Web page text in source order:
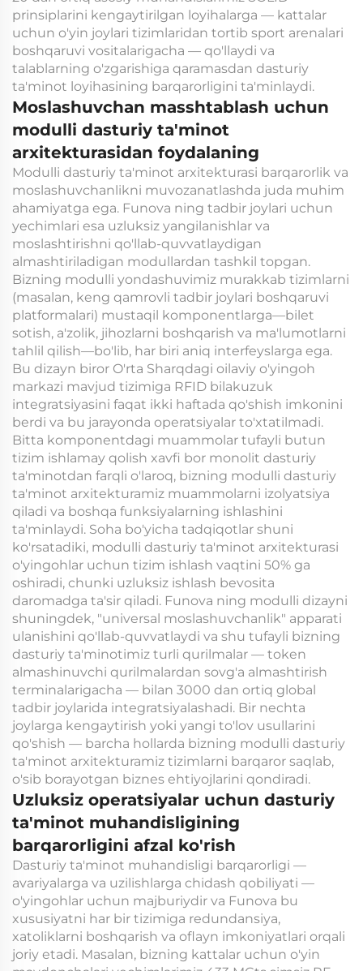
prinsiplarini kengaytirilgan loyihalarga — kattalar
uchun o'yin joylari tizimlaridan tortib sport arenalari
boshqaruvi vositalarigacha — qo'llaydi va
talablarning o'zgarishiga qaramasdan dasturiy
ta'minot loyihasining barqarorligini ta'minlaydi.
Moslashuvchan masshtablash uchun
modulli dasturiy ta'minot
arxitekturasidan foydalaning
Modulli dasturiy ta'minot arxitekturasi barqarorlik va
moslashuvchanlikni muvozanatlashda juda muhim
ahamiyatga ega. Funova ning tadbir joylari uchun
yechimlari esa uzluksiz yangilanishlar va
moslashtirishni qo'llab-quvvatlaydigan
almashtiriladigan modullardan tashkil topgan.
Bizning modulli yondashuvimiz murakkab tizimlarni
(masalan, keng qamrovli tadbir joylari boshqaruvi
platformalari) mustaqil komponentlarga—bilet
sotish, a'zolik, jihozlarni boshqarish va ma'lumotlarni
tahlil qilish—bo'lib, har biri aniq interfeyslarga ega.
Bu dizayn biror O'rta Sharqdagi oilaviy o'yingoh
markazi mavjud tizimiga RFID bilakuzuk
integratsiyasini faqat ikki haftada qo'shish imkonini
berdi va bu jarayonda operatsiyalar to'xtatilmadi.
Bitta komponentdagi muammolar tufayli butun
tizim ishlamay qolish xavfi bor monolit dasturiy
ta'minotdan farqli o'laroq, bizning modulli dasturiy
ta'minot arxitekturamiz muammolarni izolyatsiya
qiladi va boshqa funksiyalarning ishlashini
ta'minlaydi. Soha bo'yicha tadqiqotlar shuni
ko'rsatadiki, modulli dasturiy ta'minot arxitekturasi
o'yingohlar uchun tizim ishlash vaqtini 50% ga
oshiradi, chunki uzluksiz ishlash bevosita
daromadga ta'sir qiladi. Funova ning modulli dizayni
shuningdek, "universal moslashuvchanlik" apparati
ulanishini qo'llab-quvvatlaydi va shu tufayli bizning
dasturiy ta'minotimiz turli qurilmalar — token
almashinuvchi qurilmalardan sovg'a almashtirish
terminalarigacha — bilan 3000 dan ortiq global
tadbir joylarida integratsiyalashadi. Bir nechta
joylarga kengaytirish yoki yangi to'lov usullarini
qo'shish — barcha hollarda bizning modulli dasturiy
ta'minot arxitekturamiz tizimlarni barqaror saqlab,
o'sib borayotgan biznes ehtiyojlarini qondiradi.
Uzluksiz operatsiyalar uchun dasturiy
ta'minot muhandisligining
barqarorligini afzal ko'rish
Dasturiy ta'minot muhandisligi barqarorligi —
avariyalarga va uzilishlarga chidash qobiliyati —
o'yingohlar uchun majburiydir va Funova bu
xususiyatni har bir tizimiga redundansiya,
xatoliklarni boshqarish va oflayn imkoniyatlari orqali
joriy etadi. Masalan, bizning kattalar uchun o'yin